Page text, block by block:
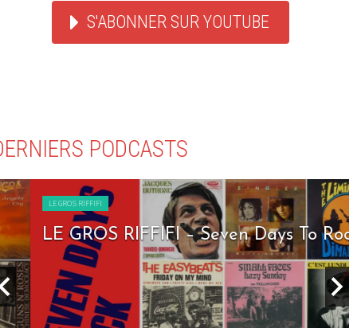
S'ABONNER SUR YOUTUBE
PODCASTS
LE GROS RIFFIFI
LE GROS RIFFIFI – Seven Days To Rock !!!